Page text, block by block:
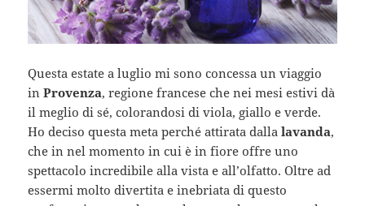
Questa estate a luglio mi sono concessa un viaggio
inProvenza, regione francese che nei mesi estivi dà
il meglio di sé, colorandosi di viola, giallo e verde.
Ho deciso questa meta perché attirata dallalavanda,
che in nel momento in cui è in fiore offre uno
spettacolo incredibile alla vista e all’olfatto. Oltre ad
essermi molto divertita e inebriata di questo